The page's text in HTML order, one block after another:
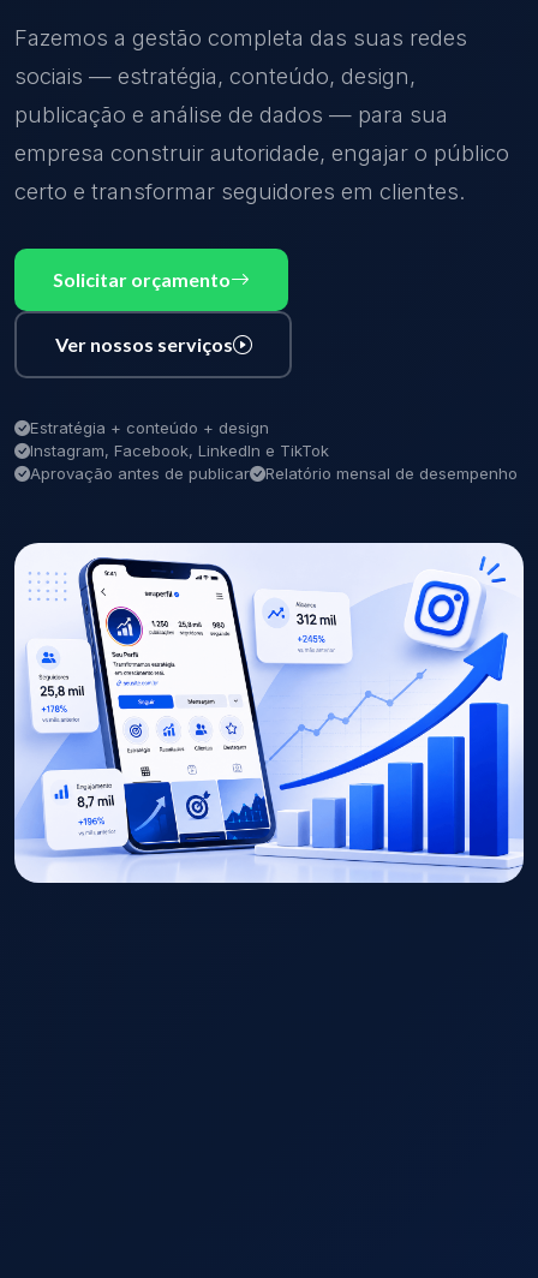
Fazemos a gestão completa das suas redes
sociais — estratégia, conteúdo, design,
publicação e análise de dados — para sua
empresa construir autoridade, engajar o público
certo e transformar seguidores em clientes.
Solicitar orçamento
Ver nossos serviços
Estratégia + conteúdo + design
Instagram, Facebook, LinkedIn e TikTok
Aprovação antes de publicar
Relatório mensal de desempenho